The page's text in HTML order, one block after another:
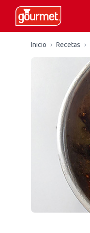
Inicio › Recetas ›